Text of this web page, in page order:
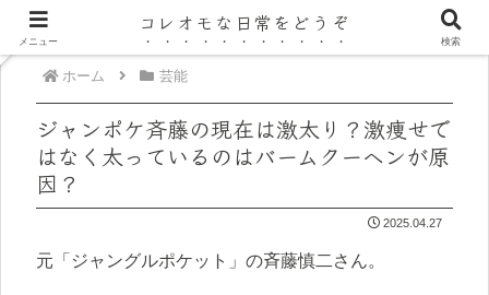
ホーム 芸能
ジャンポケ斉藤の現在は激太り？激痩せで
はなく太っているのはバームクーヘンが原
因？
2025.04.27
元「ジャングルポケット」の斉藤慎二さん。
メニュー
コレオモな日常をどうぞ
検索